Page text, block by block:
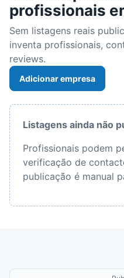
profissionais
Sem listagens reais
inventa profissionais,
reviews.
Adicionar empresa
Listagens ainda não
Profissionais podem
verificação de
publicação é manual